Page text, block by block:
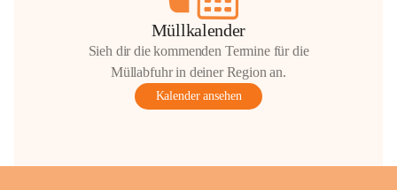
Müllkalender
Sieh dir die kommenden Termine für die
Müllabfuhr in deiner Region an.
Kalender ansehen